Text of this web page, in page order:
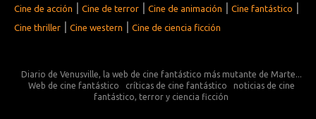
Cine de acción | Cine de terror | Cine de animación | Cine fantástico |
Cine thriller | Cine western | Cine de ciencia ficción
Diario de Venusville, la web de cine fantástico más mutante de Marte...
Web de cine fantástico
críticas de cine fantástico
noticias de cine
fantástico, terror y ciencia ficción